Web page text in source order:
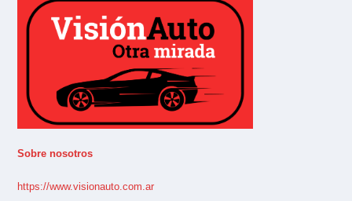
Sobre nosotros
https://www.visionauto.com.ar